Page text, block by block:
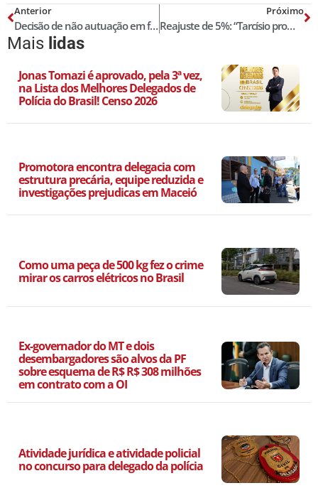
Anterior
Decisão de não autuação em flagrante de pessoa que, sem porte, usa arma de fogo para matar em legítima defesa
Próximo
Reajuste de 5%: “Tarcísio prometeu que as Polícias de SP estariam entre os melhores salários do País, mas não repõe sequer a inflação”, lamenta Sindpesp
Mais lidas
Jonas Tomazi é aprovado, pela 3ª vez,
na Lista dos Melhores Delegados de
Polícia do Brasil! Censo 2026
Promotora encontra delegacia com
estrutura precária, equipe reduzida e
investigações prejudicas em Maceió
Como uma peça de 500 kg fez o crime
mirar os carros elétricos no Brasil
Ex-governador do MT e dois
desembargadores são alvos da PF
sobre esquema de R$ R$ 308 milhões
em contrato com a OI
Atividade jurídica e atividade policial
no concurso para delegado da polícia